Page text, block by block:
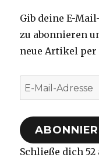
Gib deine E-
zu abonnieren
neue Artikel per
E-
Mail-
Adresse
Schließe dich